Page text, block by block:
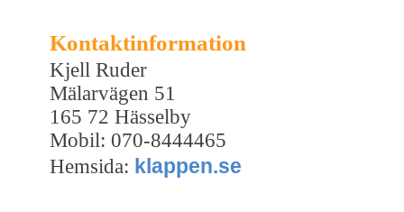
Kontaktinformation
Kjell Ruder
Mälarvägen 51
165 72 Hässelby
Mobil: 070-8444465
Hemsida: klappen.se